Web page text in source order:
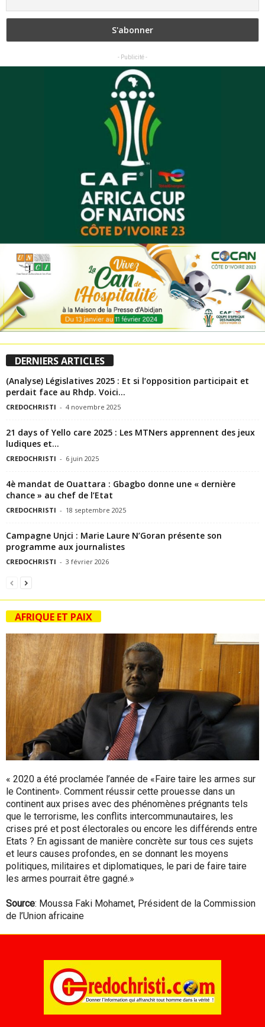
- Publicité -
DERNIERS ARTICLES
(Analyse) Législatives 2025 : Et si l’opposition participait et
perdait face au Rhdp. Voici...
CREDOCHRISTI - 4 novembre 2025
21 days of Yello care 2025 : Les MTNers apprennent des jeux
ludiques et...
CREDOCHRISTI - 6 juin 2025
4è mandat de Ouattara : Gbagbo donne une « dernière
chance » au chef de l’Etat
CREDOCHRISTI - 18 septembre 2025
Campagne Unjci : Marie Laure N’Goran présente son
programme aux journalistes
CREDOCHRISTI - 3 février 2026
AFRIQUE ET PAIX
« 2020 a été proclamée l’année de «Faire taire les armes sur
le Continent». Comment réussir cette prouesse dans un
continent aux prises avec des phénomènes prégnants tels
que le terrorisme, les conflits intercommunautaires, les
crises pré et post électorales ou encore les différends entre
Etats ? En agissant de manière concrète sur tous ces sujets
et leurs causes profondes, en se donnant les moyens
politiques, militaires et diplomatiques, le pari de faire taire
les armes pourrait être gagné.»
Source: Moussa Faki Mohamet, Président de la Commission
de l’Union africaine